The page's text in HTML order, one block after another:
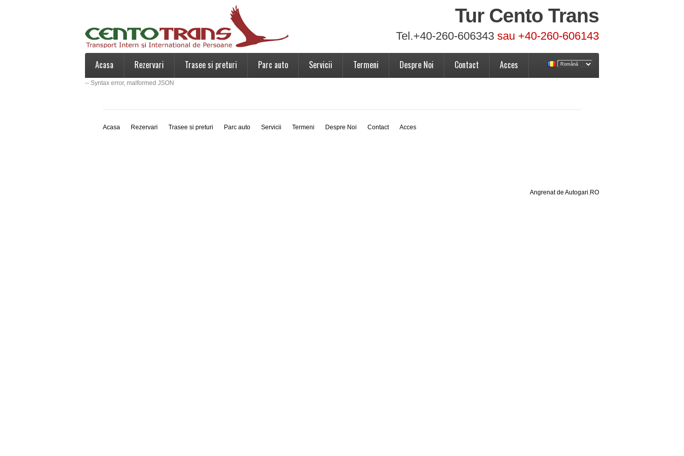
Tur Cento Trans
Tel.+40-260-606343 sau +40-260-606143
Acasa Rezervari Trasee si preturi Parc auto Servicii Termeni Despre Noi Contact Acces
-- Syntax error, malformed JSON
Acasa Rezervari Trasee si preturi Parc auto Servicii Termeni Despre Noi Contact Acces
Angrenat de Autogari.RO